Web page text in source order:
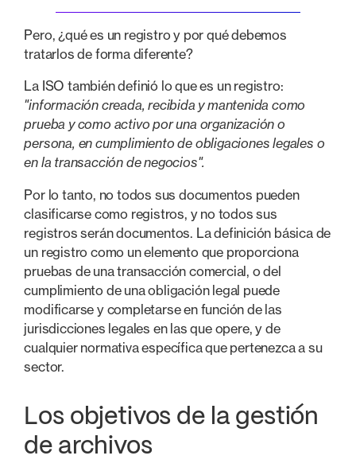
Pero, ¿qué es un registro y por qué debemos
tratarlos de forma diferente?
La ISO también definió lo que es un registro:
"información creada, recibida y mantenida como
prueba y como activo por una organización o
persona, en cumplimiento de obligaciones legales o
en la transacción de negocios".
Por lo tanto, no todos sus documentos pueden
clasificarse como registros, y no todos sus
registros serán documentos. La definición básica de
un registro como un elemento que proporciona
pruebas de una transacción comercial, o del
cumplimiento de una obligación legal puede
modificarse y completarse en función de las
jurisdicciones legales en las que opere, y de
cualquier normativa específica que pertenezca a su
sector.
Los objetivos de la gestión
de archivos